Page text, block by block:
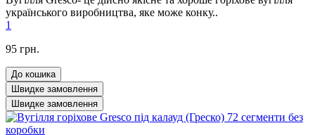
українського виробництва, яке може конку..
1
95 грн.
До кошика
Швидке замовлення
Швидке замовлення